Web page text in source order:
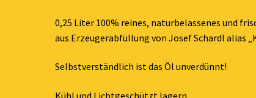
0,25 Liter 100% reines, naturbelassenes und
aus Erzeugerabfüllung von Josef Schardl alias
Selbstverständlich ist das Öl unverdünnt!
Kühl und Lichtgeschützt lagern.